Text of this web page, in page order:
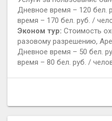
Дневное время – 120 бел.
время – 170 бел. руб. /
Эконом тур: Стоимость
разовому разрешению,
Дневное время – 50 бел.
время – 80 бел. руб. /